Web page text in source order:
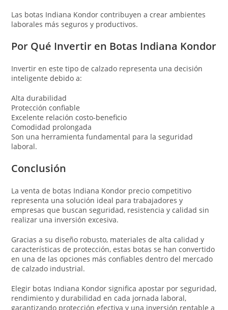
Las botas Indiana Kondor contribuyen a crear ambientes
laborales más seguros y productivos.
Por Qué Invertir en Botas Indiana Kondor
Invertir en este tipo de calzado representa una decisión
inteligente debido a:
Alta durabilidad
Protección confiable
Excelente relación costo-beneficio
Comodidad prolongada
Son una herramienta fundamental para la seguridad
laboral.
Conclusión
La venta de botas Indiana Kondor precio competitivo
representa una solución ideal para trabajadores y
empresas que buscan seguridad, resistencia y calidad sin
realizar una inversión excesiva.
Gracias a su diseño robusto, materiales de alta calidad y
características de protección, estas botas se han convertido
en una de las opciones más confiables dentro del mercado
de calzado industrial.
Elegir botas Indiana Kondor significa apostar por seguridad,
rendimiento y durabilidad en cada jornada laboral,
garantizando protección efectiva y una inversión rentable a